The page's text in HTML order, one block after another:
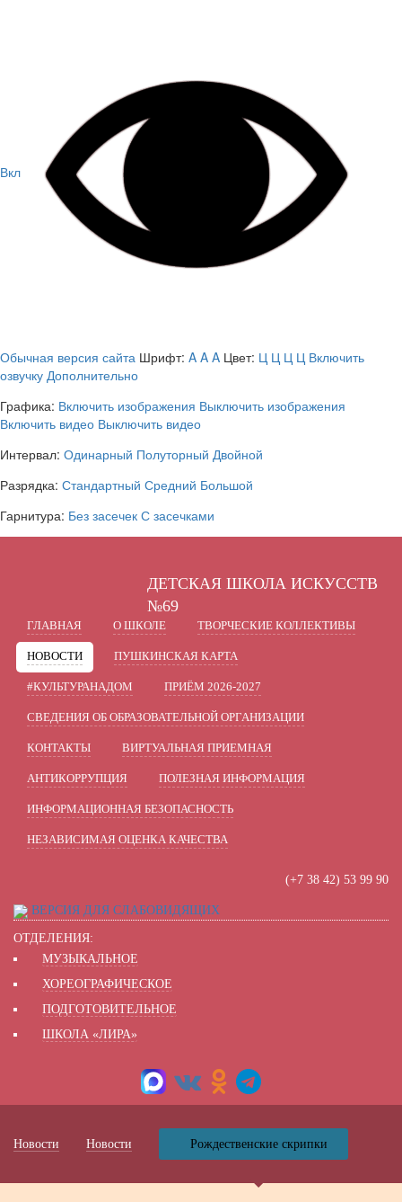
Вкл
Обычная версия сайта Шрифт: A A A Цвет: Ц Ц Ц Ц Включить
озвучку Дополнительно
Графика: Включить изображения Выключить изображения
Включить видео Выключить видео
Интервал: Одинарный Полуторный Двойной
Разрядка: Стандартный Средний Большой
Гарнитура: Без засечек С засечками
ДЕТСКАЯ ШКОЛА ИСКУССТВ
№69
ГЛАВНАЯ О ШКОЛЕ ТВОРЧЕСКИЕ КОЛЛЕКТИВЫ
НОВОСТИ ПУШКИНСКАЯ КАРТА
#КУЛЬТУРАНАДОМ ПРИЁМ 2026-2027
СВЕДЕНИЯ ОБ ОБРАЗОВАТЕЛЬНОЙ ОРГАНИЗАЦИИ
КОНТАКТЫ ВИРТУАЛЬНАЯ ПРИЕМНАЯ
АНТИКОРРУПЦИЯ ПОЛЕЗНАЯ ИНФОРМАЦИЯ
ИНФОРМАЦИОННАЯ БЕЗОПАСНОСТЬ
НЕЗАВИСИМАЯ ОЦЕНКА КАЧЕСТВА
(+7 38 42) 53 99 90
ВЕРСИЯ ДЛЯ СЛАБОВИДЯЩИХ
ОТДЕЛЕНИЯ:
МУЗЫКАЛЬНОЕ
ХОРЕОГРАФИЧЕСКОЕ
ПОДГОТОВИТЕЛЬНОЕ
ШКОЛА «ЛИРА»
Новости Новости Рождественские скрипки